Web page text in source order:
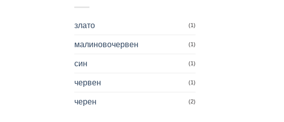
злато (1)
малиновочервен (1)
син (1)
червен (1)
черен (2)